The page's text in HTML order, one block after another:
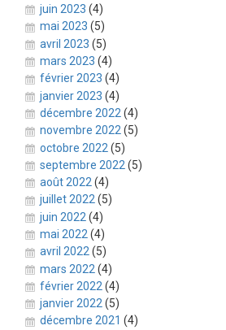
juin 2023 (4)
mai 2023 (5)
avril 2023 (5)
mars 2023 (4)
février 2023 (4)
janvier 2023 (4)
décembre 2022 (4)
novembre 2022(5)
octobre 2022 (5)
septembre 2022 (5)
août 2022 (4)
juillet 2022(5)
juin 2022 (4)
mai 2022 (4)
avril 2022(5)
mars 2022 (4)
février 2022 (4)
janvier 2022 (5)
décembre 2021 (4)